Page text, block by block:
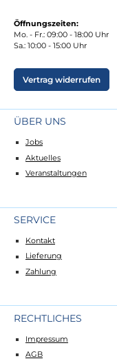
Öffnungszeiten:
Mo. - Fr.: 09:00 - 18:00 Uhr
Sa.: 10:00 - 15:00 Uhr
Vertrag widerrufen
ÜBER UNS
Jobs
Aktuelles
Veranstaltungen
SERVICE
Kontakt
Lieferung
Zahlung
RECHTLICHES
Impressum
AGB